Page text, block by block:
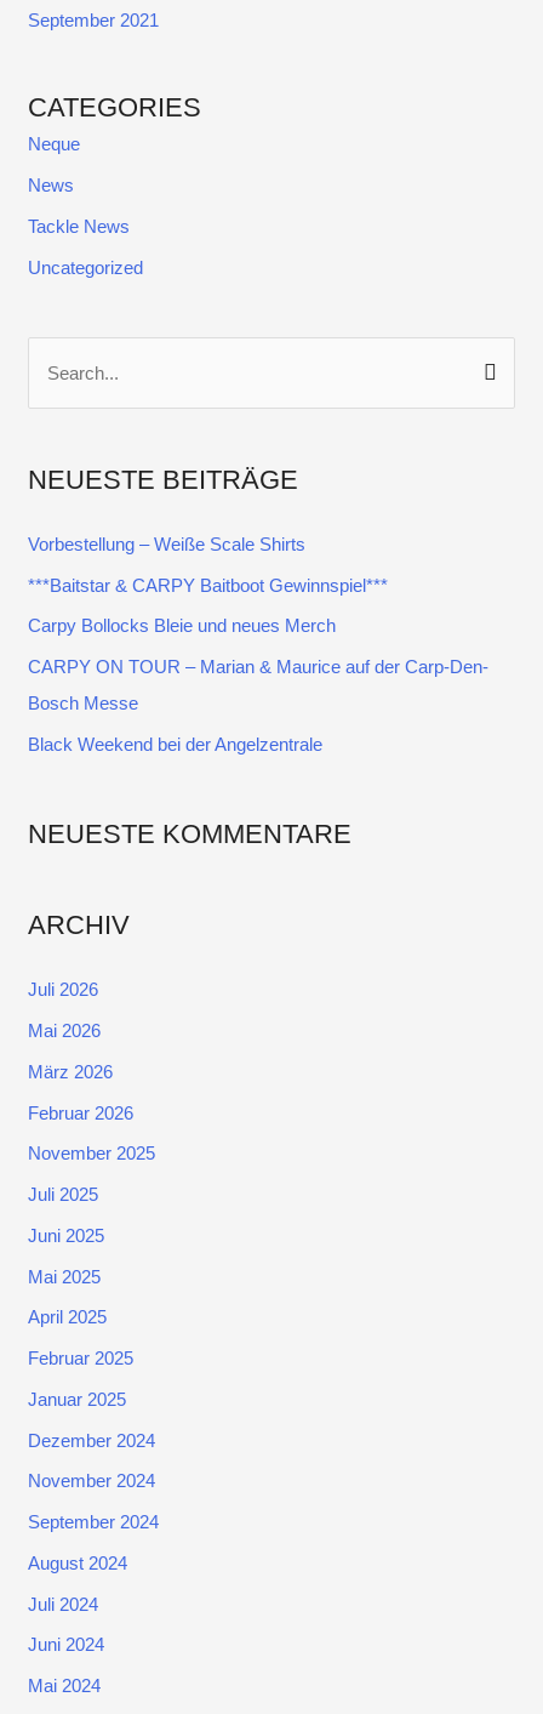
September 2021
CATEGORIES
Neque
News
Tackle News
Uncategorized
u
h
a
c
h
:
NEUESTE BEITRÄGE
Vorbestellung – Weiße Scale Shirts
***Baitstar & CARPY Baitboot Gewinnspiel***
Carpy Bollocks Bleie und neues Merch
CARPY ON TOUR – Marian & Maurice auf der Carp-Den-
Bosch Messe
Black Weekend bei der Angelzentrale
NEUESTE KOMMENTARE
ARCHIV
Juli 2026
Mai 2026
März 2026
Februar 2026
November 2025
Juli 2025
Juni 2025
Mai 2025
April 2025
Februar 2025
Januar 2025
Dezember 2024
November 2024
September 2024
August 2024
Juli 2024
Juni 2024
Mai 2024